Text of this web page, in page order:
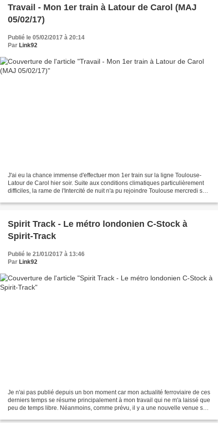
Travail - Mon 1er train à Latour de Carol (MAJ
05/02/17)
Publié le 05/02/2017 à 20:14
Par Link92
J'ai eu la chance immense d'effectuer mon 1er train sur la ligne Toulouse-
Latour de Carol hier soir. Suite aux conditions climatiques particulièrement
difficiles, la rame de l'Intercité de nuit n'a pu rejoindre Toulouse mercredi soir.
Spirit Track - Le métro londonien C-Stock à
Spirit-Track
Publié le 21/01/2017 à 13:46
Par Link92
Je n'ai pas publié depuis un bon moment car mon actualité ferroviaire de ces
derniers temps se résume principalement à mon travail qui ne m'a laissé que
peu de temps libre. Néanmoins, comme prévu, il y a une nouvelle venue sur